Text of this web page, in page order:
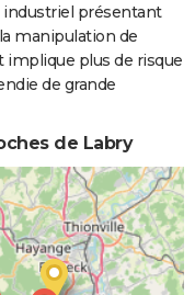
industriel présentant
manipulation de
implique plus de risque
de grande
de Labry